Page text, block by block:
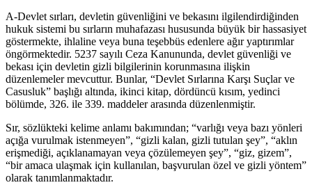
A-Devlet sırları, devletin güvenliğini ve bekasını ilgilendirdiğinden
hukuk sistemi bu sırların muhafazası hususunda büyük bir hassasiyet
göstermekte, ihlaline veya buna teşebbüs edenlere ağır yaptırımlar
öngörmektedir. 5237 sayılı Ceza Kanununda, devlet güvenliği ve
bekası için devletin gizli bilgilerinin korunmasına ilişkin
düzenlemeler mevcuttur. Bunlar, “Devlet Sırlarına Karşı Suçlar ve
Casusluk” başlığı altında, ikinci kitap, dördüncü kısım, yedinci
bölümde, 326. ile 339. maddeler arasında düzenlenmiştir.
Sır, sözlükteki kelime anlamı bakımından; “varlığı veya bazı yönleri
açığa vurulmak istenmeyen”, “gizli kalan, gizli tutulan şey”, “aklın
erişmediği, açıklanamayan veya çözülemeyen şey”, “giz, gizem”,
“bir amaca ulaşmak için kullanılan, başvurulan özel ve gizli yöntem”
olarak tanımlanmaktadır.